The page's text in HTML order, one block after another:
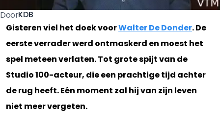
DoorKDB
Gisteren viel het doek voorWalter De Donder. De
eerste verrader werd ontmaskerd en moest het
spel meteen verlaten. Tot grote spijt van de
Studio 100-acteur, die een prachtige tijd achter
de rug heeft. Eén moment zal hij van zijn leven
niet meer vergeten.